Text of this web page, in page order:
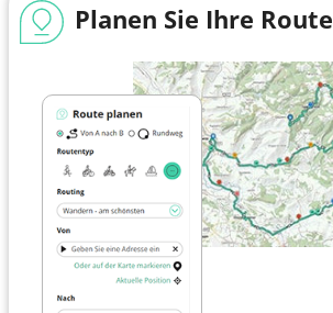
Planen Sie Ihre Route